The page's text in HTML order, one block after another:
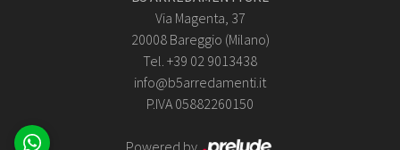
Via Magenta, 37
20008 Bareggio (Milano)
Tel. +39 02 9013438
info@b5arredamenti.it
P.IVA 05882260150